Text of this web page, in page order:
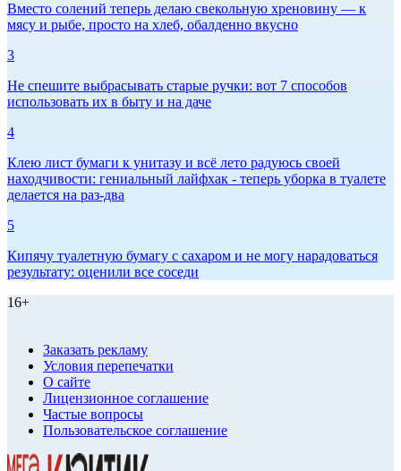
Вместо солений теперь делаю свекольную хреновину — к
мясу и рыбе, просто на хлеб, обалденно вкусно
3
Не спешите выбрасывать старые ручки: вот 7 способов
использовать их в быту и на даче
4
Клею лист бумаги к унитазу и всё лето радуюсь своей
находчивости: гениальный лайфхак - теперь уборка в туалете
делается на раз-два
5
Кипячу туалетную бумагу с сахаром и не могу нарадоваться
результату: оценили все соседи
16+
Заказать рекламу
Условия перепечатки
О сайте
Лицензионное соглашение
Частые вопросы
Пользовательское соглашение